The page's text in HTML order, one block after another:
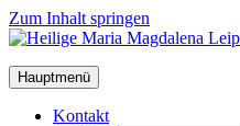
Zum Inhalt springen
Hauptmenü
Kon­takt